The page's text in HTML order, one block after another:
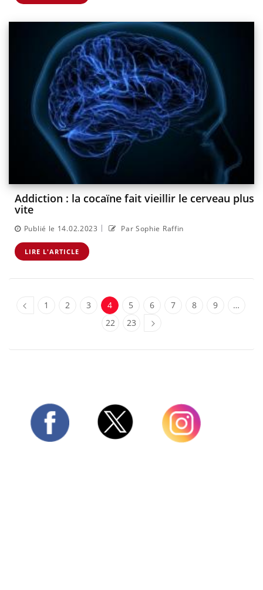
Addiction : la cocaïne fait vieillir le cerveau plus
vite
Publié le 14.02.2023 | Par Sophie Raffin
LIRE L'ARTICLE
1 2 3 4 5 6 7 8 9
…
22
23